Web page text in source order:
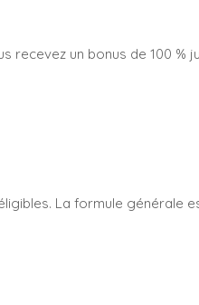
un bonus de 100 %
La formule générale